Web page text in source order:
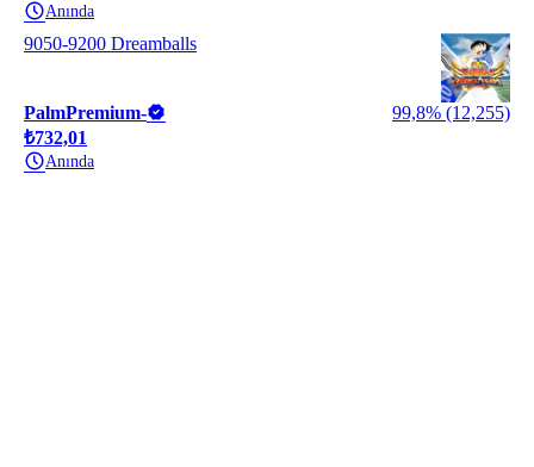
Anında
9050-9200 Dreamballs
PalmPremium-
99,8% (12,255)
₺732,01
Anında